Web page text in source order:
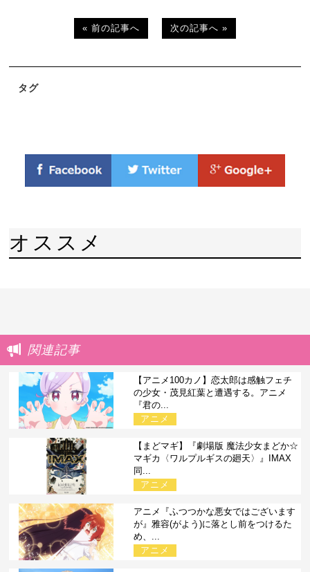
« 前の記事へ 次の記事へ »
タグ
オススメ
関連記事
【アニメ100カノ】恋太郎は感触フェチ
の少女・茂見紅葉と遭遇する。アニメ
『君の...
アニメ
【まどマギ】『劇場版 魔法少女まどか☆
マギカ〈ワルプルギスの廻天〉』IMAX
同...
アニメ
アニメ『ふつつかな悪女ではございます
が』雅容(がよう)に落とし前をつけるた
め、...
アニメ